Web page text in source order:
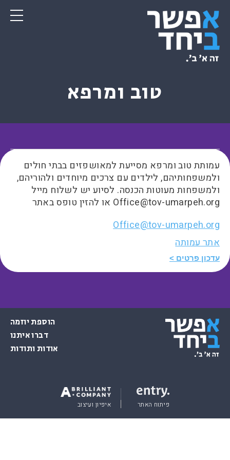
טוב ומרפא
עמותת טוב ומרפא מסייעת למאושפזים בבתי חולים
ולמשפחותיהם, לילדים עם צרכים מיוחדים ולהוריהם,
ולמשפחות מעוטות הכנסה. לסיוע יש לשלוח מייל
Office@tov-umarpeh.org או להזין טופס באתר
Office@tov-umarpeh.org
אתר עמותה
עדכון פרטים
הוספת יוזמה
דברו איתנו
אודות ותודות
פיתוח האתר איפיון ועיצוב